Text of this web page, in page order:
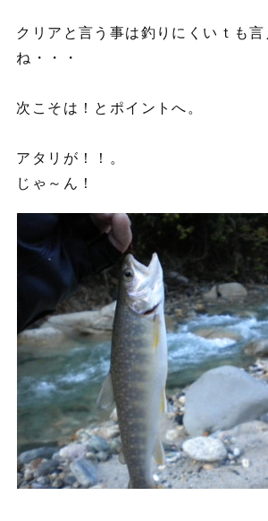
クリアと言う事は釣りにくいｔも
ね・・・
次こそは！とポイントへ。
アタリが！！。
じゃ～ん！